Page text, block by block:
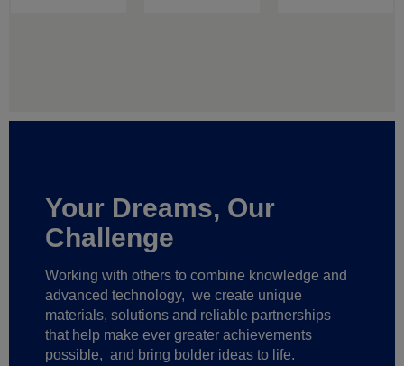
Your Dreams, Our
Challenge
Working with others to combine knowledge and
advanced technology, we create unique
materials, solutions and reliable partnerships
that help make ever greater achievements
possible, and bring bolder ideas to life.